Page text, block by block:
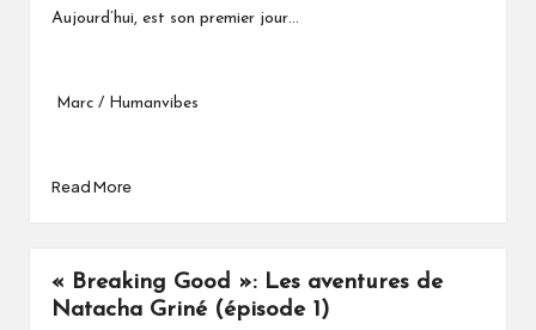
Aujourd’hui, est son premier jour…
Marc / Humanvibes
Read More
« Breaking Good »: Les aventures de
Natacha Griné (épisode 1)